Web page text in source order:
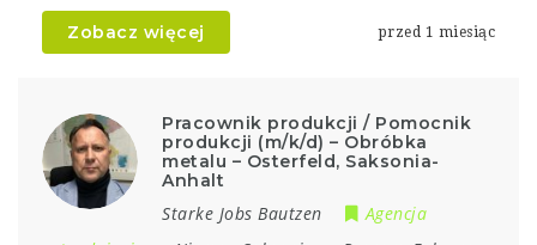
Zobacz więcej przed 1 miesiąc
Pracownik produkcji / Pomocnik
produkcji (m/k/d) – Obróbka
metalu – Osterfeld, Saksonia-
Anhalt
Starke Jobs Bautzen
Agencja